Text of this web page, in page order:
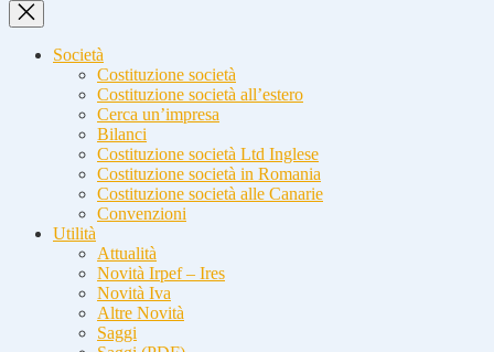
Società
Costituzione società
Costituzione società all’estero
Cerca un’impresa
Bilanci
Costituzione società Ltd Inglese
Costituzione società in Romania
Costituzione società alle Canarie
Convenzioni
Utilità
Attualità
Novità Irpef – Ires
Novità Iva
Altre Novità
Saggi